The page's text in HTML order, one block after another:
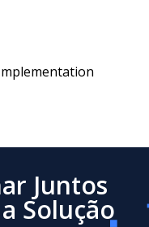
Juntos
Solução